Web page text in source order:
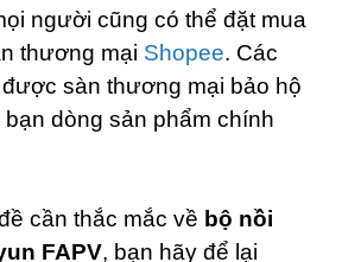
người cũng có thể đặt mua
thương mại Shopee. Các
sàn thương mại bảo hộ
dòng sản phẩm chính
cần thắc mắc về bộ nồi
FAPV, bạn hãy để lại